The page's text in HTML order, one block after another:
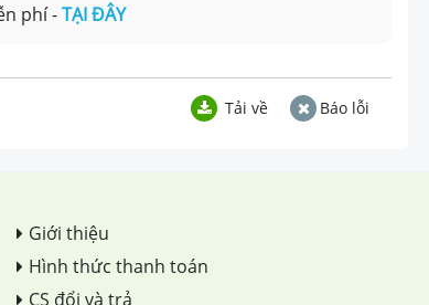
phí -TẠI ĐÂY
Tải về Báo lỗi
Giới thiệu
Hình thức thanh toán
CS đổi và trả